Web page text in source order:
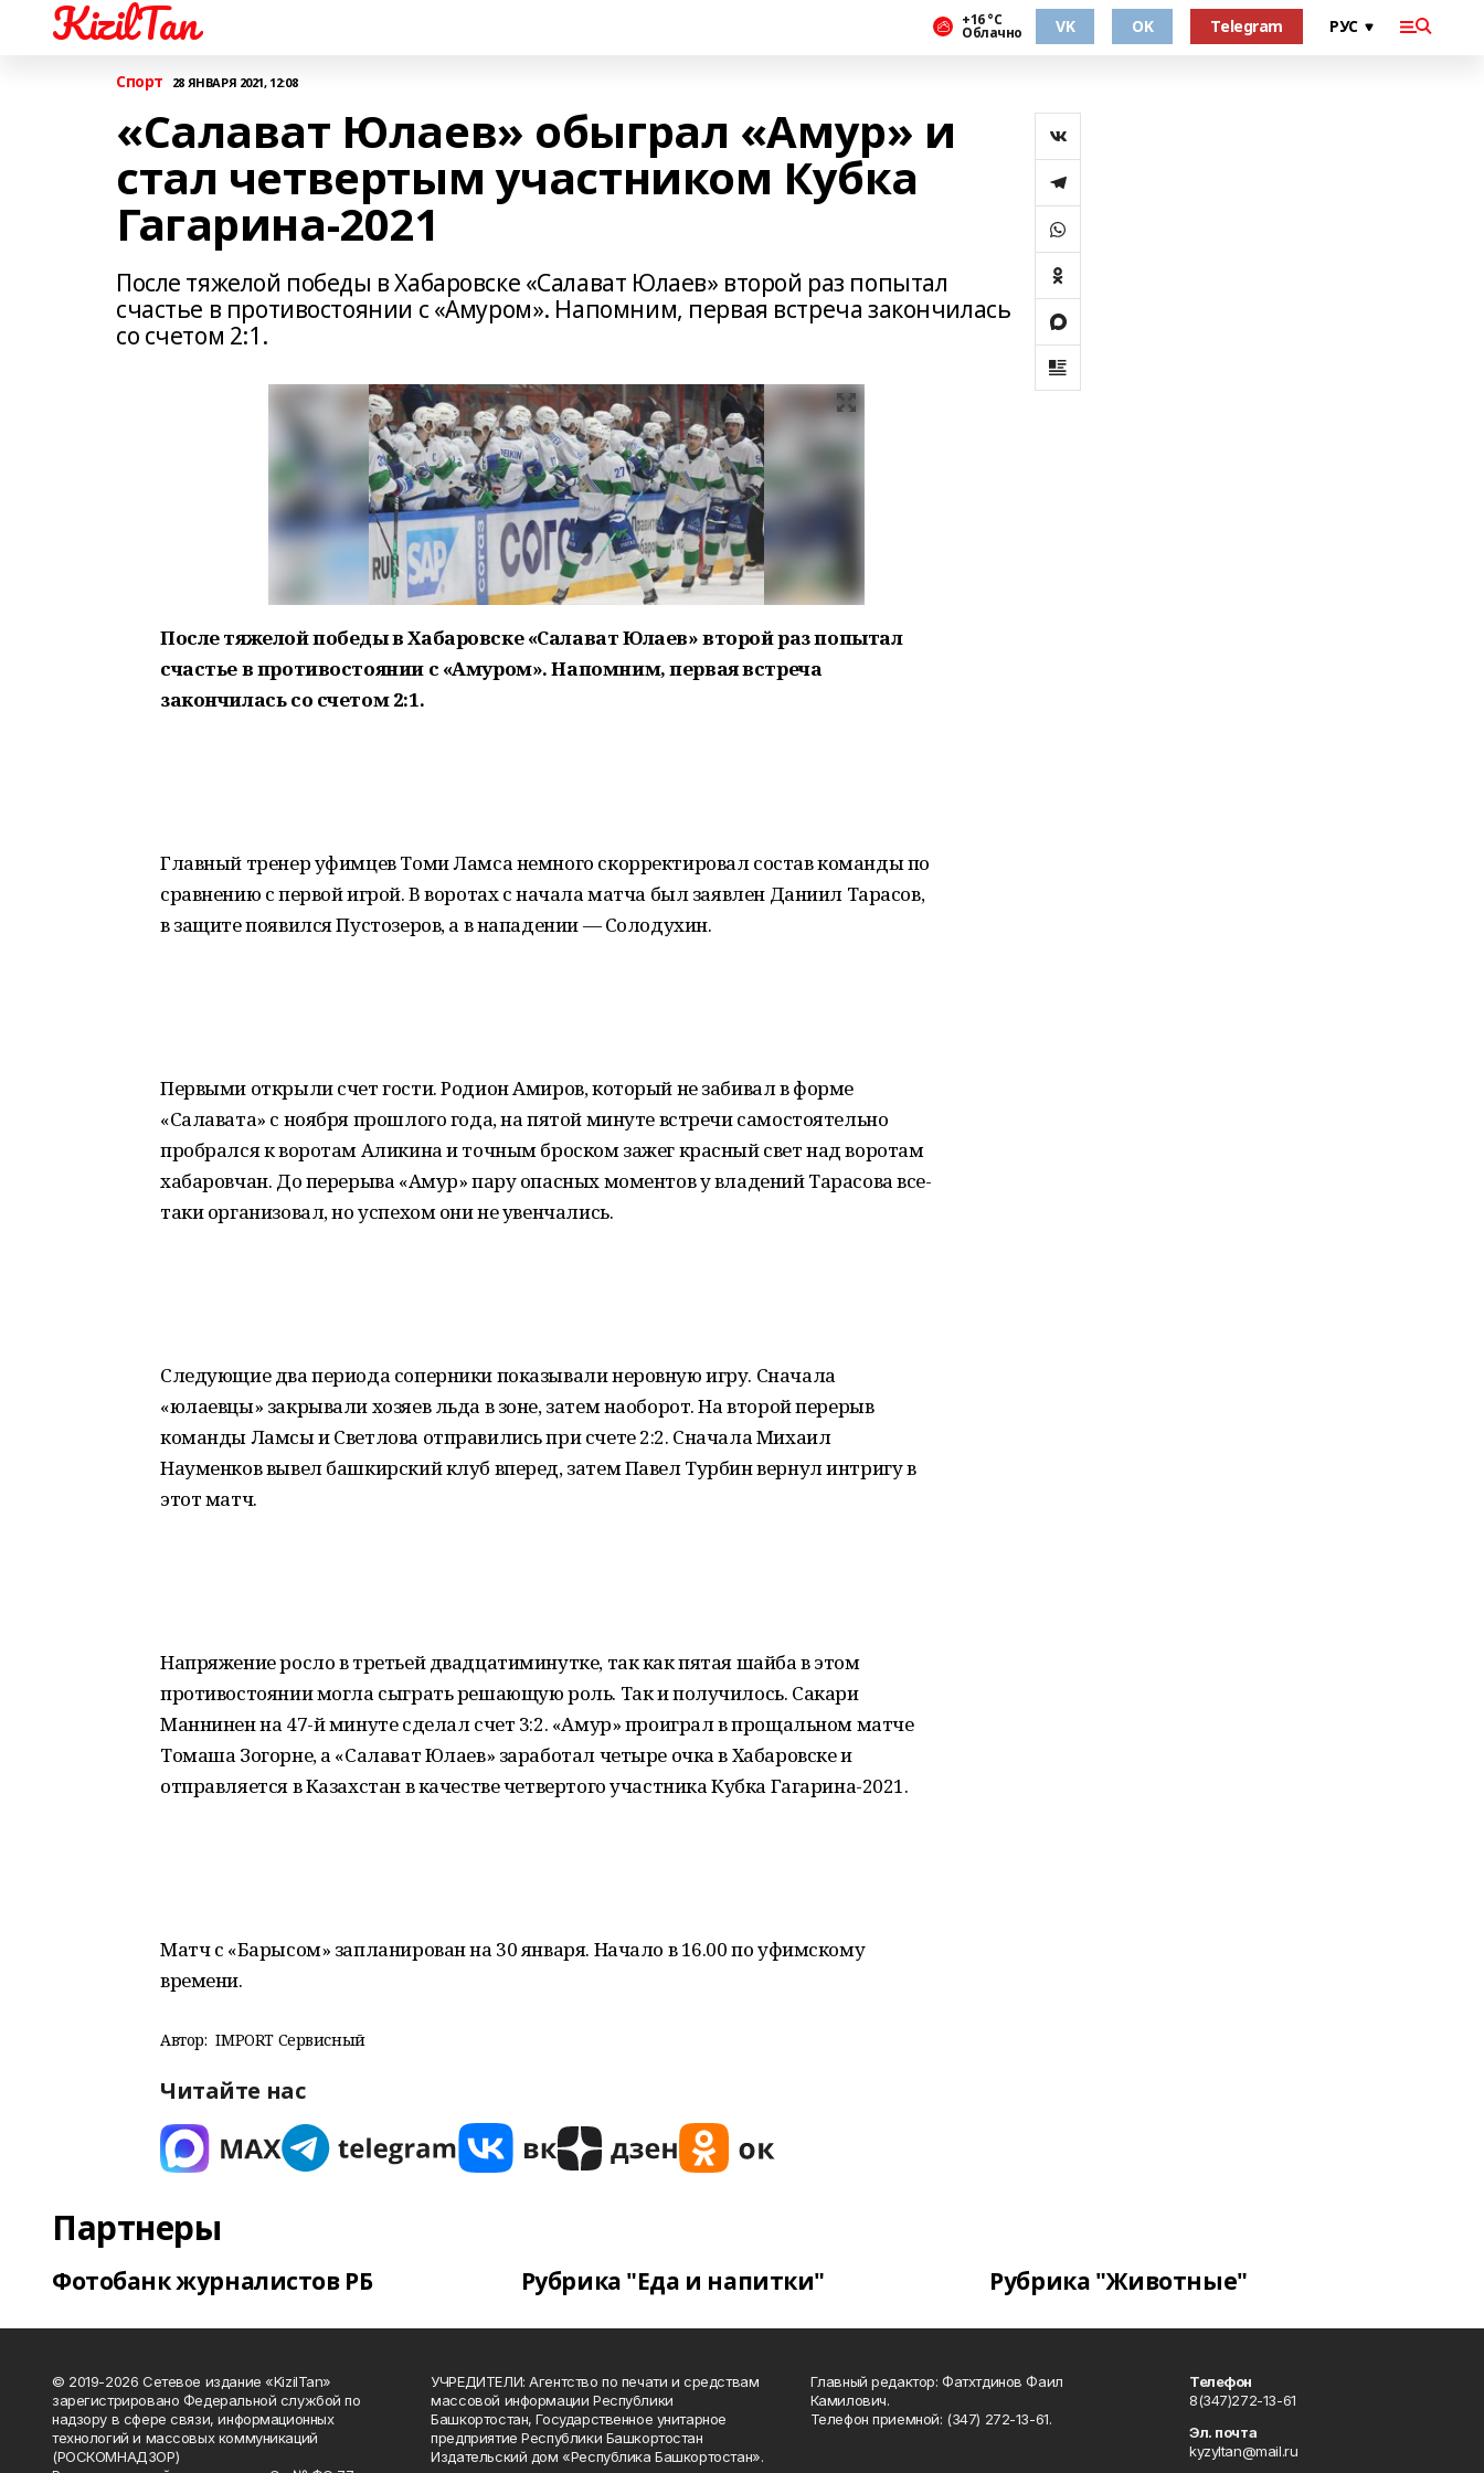
KizilTan +16 °С
Облачно VK OK Telegram
Спорт 28 ЯНВАРЯ 2021, 12:08
«Салават Юлаев» обыграл «Амур» и
стал четвертым участником Кубка
Гагарина-2021
После тяжелой победы в Хабаровске «Салават Юлаев» второй раз попытал
счастье в противостоянии с «Амуром». Напомним, первая встреча закончилась
со счетом 2:1.
После тяжелой победы в Хабаровске «Салават Юлаев» второй раз попытал
счастье в противостоянии с «Амуром». Напомним, первая встреча
закончилась со счетом 2:1.
Главный тренер уфимцев Томи Ламса немного скорректировал состав команды по
сравнению с первой игрой. В воротах с начала матча был заявлен Даниил Тарасов,
в защите появился Пустозеров, а в нападении — Солодухин.
Первыми открыли счет гости. Родион Амиров, который не забивал в форме
«Салавата» с ноября прошлого года, на пятой минуте встречи самостоятельно
пробрался к воротам Аликина и точным броском зажег красный свет над воротам
хабаровчан. До перерыва «Амур» пару опасных моментов у владений Тарасова все-
таки организовал, но успехом они не увенчались.
Следующие два периода соперники показывали неровную игру. Сначала
«юлаевцы» закрывали хозяев льда в зоне, затем наоборот. На второй перерыв
команды Ламсы и Светлова отправились при счете 2:2. Сначала Михаил
Науменков вывел башкирский клуб вперед, затем Павел Турбин вернул интригу в
этот матч.
Напряжение росло в третьей двадцатиминутке, так как пятая шайба в этом
противостоянии могла сыграть решающую роль. Так и получилось. Сакари
Маннинен на 47-й минуте сделал счет 3:2. «Амур» проиграл в прощальном матче
Томаша Зогорне, а «Салават Юлаев» заработал четыре очка в Хабаровске и
отправляется в Казахстан в качестве четвертого участника Кубка Гагарина-2021.
Матч с «Барысом» запланирован на 30 января. Начало в 16.00 по уфимскому
времени.
Автор: IMPORT Сервисный
Читайте нас
Партнеры
Фотобанк журналистов РБ Рубрика "Еда и напитки" Рубрика "Животные"
© 2019-2026 Сетевое издание «KizilTan»
зарегистрировано Федеральной службой по
надзору в сфере связи, информационных
технологий и массовых коммуникаций
(РОСКОМНАДЗОР)
УЧРЕДИТЕЛИ: Агентство по печати и средствам
массовой информации Республики
Башкортостан, Государственное унитарное
предприятие Республики Башкортостан
Издательский дом «Республика Башкортостан».
Главный редактор: Фатхтдинов Фаил
Камилович.
Телефон приемной: (347) 272-13-61.
Телефон
8(347)272-13-61
Эл. почта
kyzyltan@mail.ru